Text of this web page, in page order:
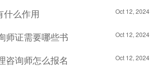
什么作用 Oct 12, 2024
师证需要哪些书 Oct 12, 2024
咨询师怎么报名 Oct 12, 2024